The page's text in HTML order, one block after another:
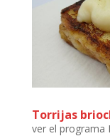
Torrijas
ver el programa